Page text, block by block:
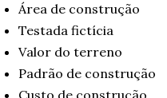
Área de construção
Testada fictícia
Valor do terreno
Padrão de construção
Custo de construção